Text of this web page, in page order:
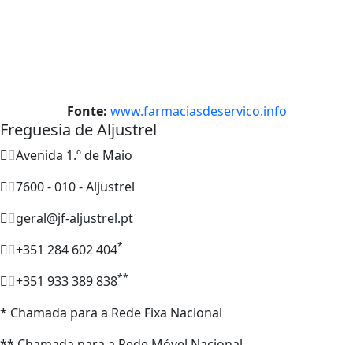
Fonte: www.farmaciasdeservico.info
Freguesia de Aljustrel
Avenida 1.º de Maio
7600 - 010 - Aljustrel
geral@jf-aljustrel.pt
+351 284 602 404*
+351 933 389 838**
* Chamada para a Rede Fixa Nacional